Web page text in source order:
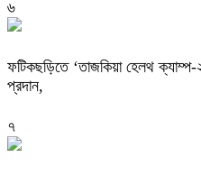
৬
ফটিকছড়িতে ‘তাজকিয়া হেলথ
প্রদান,
৭